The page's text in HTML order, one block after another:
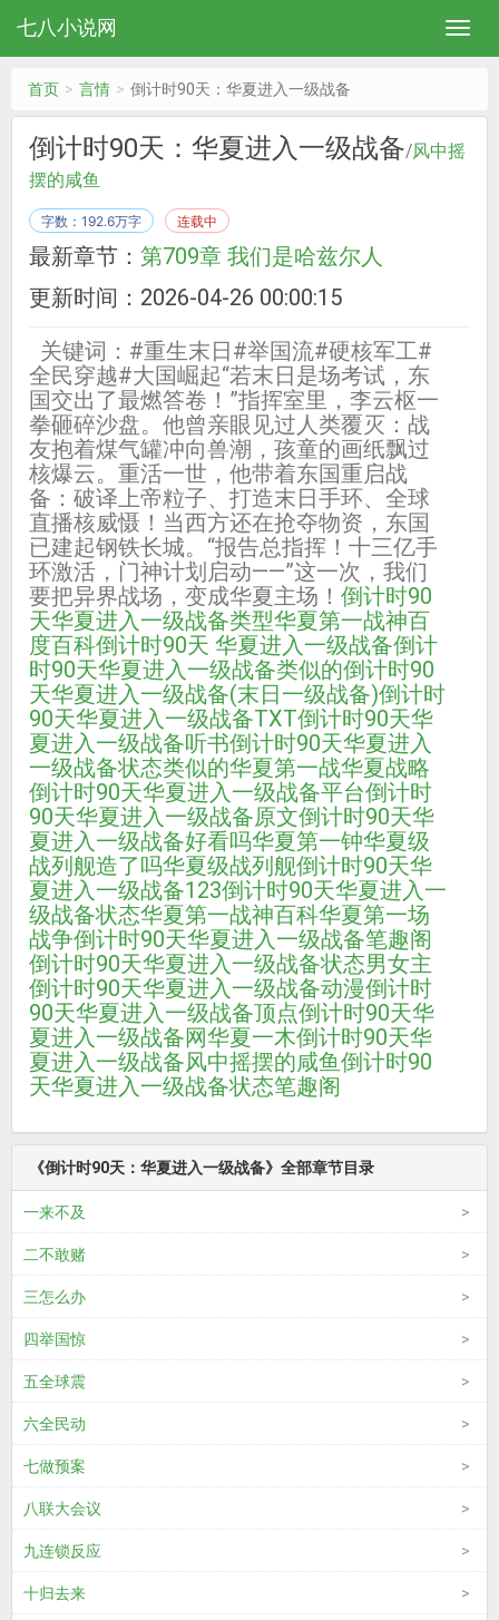
七八小说网
首页 言情 倒计时90天：华夏进入一级战备
倒计时90天：华夏进入一级战备/风中摇
摆的咸鱼
字数：192.6万字 连载中
最新章节： 第709章 我们是哈兹尔人
更新时间：2026-04-26 00:00:15
关键词：#重生末日#举国流#硬核军工#
全民穿越#大国崛起“若末日是场考试，东
国交出了最燃答卷！”指挥室里，李云枢一
拳砸碎沙盘。他曾亲眼见过人类覆灭：战
友抱着煤气罐冲向兽潮，孩童的画纸飘过
核爆云。重活一世，他带着东国重启战
备：破译上帝粒子、打造末日手环、全球
直播核威慑！当西方还在抢夺物资，东国
已建起钢铁长城。“报告总指挥！十三亿手
环激活，门神计划启动——”这一次，我们
要把异界战场，变成华夏主场！ 倒计时90
天华夏进入一级战备类型华夏第一战神百
度百科倒计时90天 华夏进入一级战备倒计
时90天华夏进入一级战备类似的倒计时90
天华夏进入一级战备(末日一级战备)倒计时
90天华夏进入一级战备TXT倒计时90天华
夏进入一级战备听书倒计时90天华夏进入
一级战备状态类似的华夏第一战华夏战略
倒计时90天华夏进入一级战备平台倒计时
90天华夏进入一级战备原文倒计时90天华
夏进入一级战备好看吗华夏第一钟华夏级
战列舰造了吗华夏级战列舰倒计时90天华
夏进入一级战备123倒计时90天华夏进入一
级战备状态华夏第一战神百科华夏第一场
战争倒计时90天华夏进入一级战备笔趣阁
倒计时90天华夏进入一级战备状态男女主
倒计时90天华夏进入一级战备动漫倒计时
90天华夏进入一级战备顶点倒计时90天华
夏进入一级战备网华夏一木倒计时90天华
夏进入一级战备风中摇摆的咸鱼倒计时90
天华夏进入一级战备状态笔趣阁
《倒计时90天：华夏进入一级战备》全部章节目录
一来不及
二不敢赌
三怎么办
四举国惊
五全球震
六全民动
七做预案
八联大会议
九连锁反应
十归去来